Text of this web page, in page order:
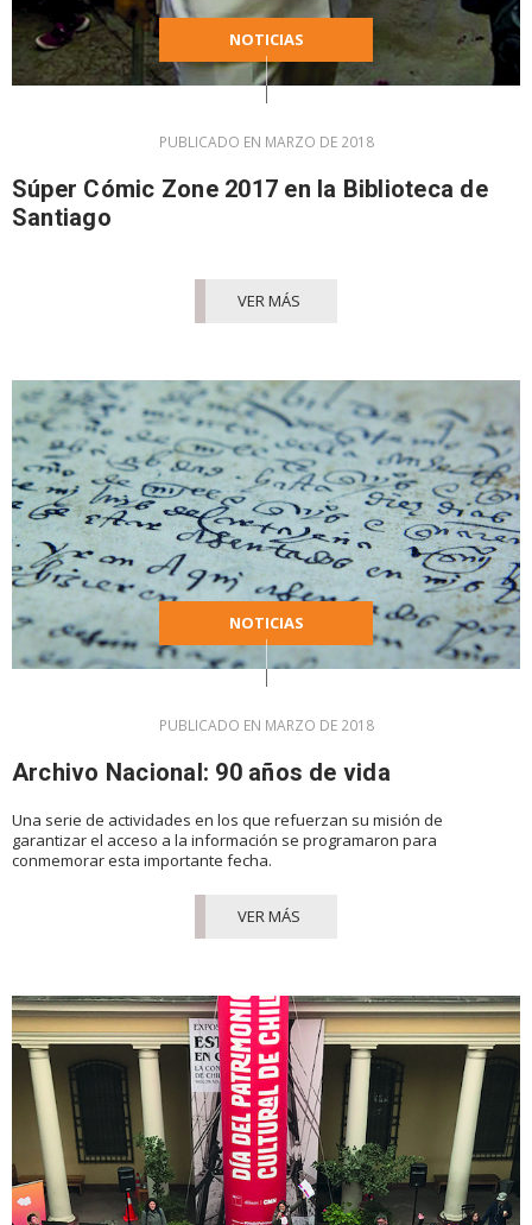
NOTICIAS
PUBLICADO EN MARZO DE 2018
Súper Cómic Zone 2017 en la Biblioteca de
Santiago
VER MÁS
NOTICIAS
PUBLICADO EN MARZO DE 2018
Archivo Nacional: 90 años de vida
Una serie de actividades en los que refuerzan su misión de
garantizar el acceso a la información se programaron para
conmemorar esta importante fecha.
VER MÁS